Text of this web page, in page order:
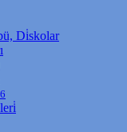
Di̇skolar